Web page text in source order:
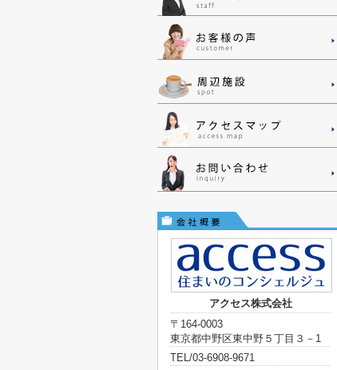
アクセス株式会社
〒164-0003
東京都中野区東中野５丁目３－1
TEL/03-6908-9671